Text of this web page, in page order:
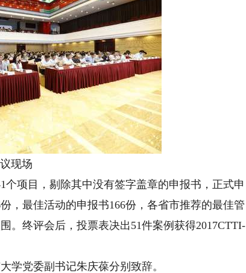
现场
项目，剔除其中没有签字盖章的申报书，正式申
，最佳活动的申报书166份，各省市推荐的最佳管
。终评会后，投票表决出51件案例获得2017CTTI-
党委副书记朱庆葆分别致辞。